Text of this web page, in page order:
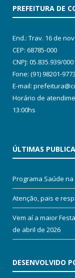
PREFEITURA DE
End.: Trav. 16 de
CEP: 68785-000
CNPJ: 05.835.939/
Fone: (91) 98201-9773
E-mail:
Horário de
13:00hs
ÚLTIMAS
Programa Saúde na
Atenção, pais e
Vem aí a maior
de abril de 2026
DESENVOLVIDO